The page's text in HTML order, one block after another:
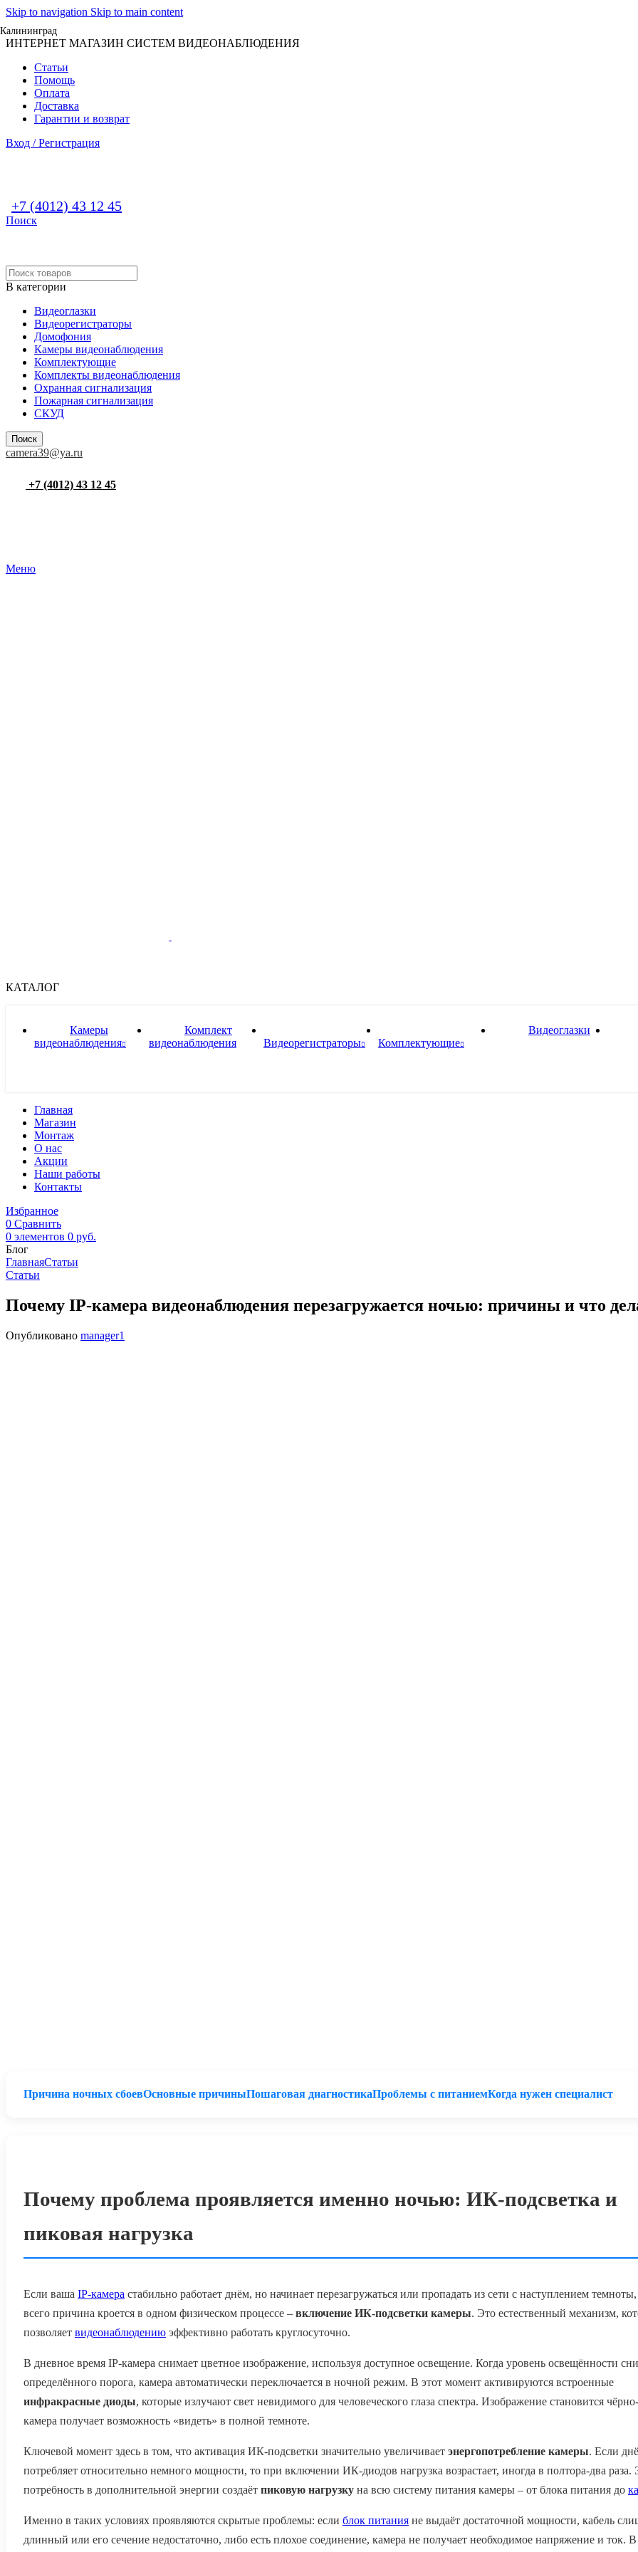
Skip to navigation Skip to main content
Калининград
ИНТЕРНЕТ МАГАЗИН СИСТЕМ ВИДЕОНАБЛЮДЕНИЯ
Статьи
Помощь
Оплата
Доставка
Гарантии и возврат
Вход / Регистрация
+7 (4012) 43 12 45
Поиск
В категории
Видеоглазки
Видеорегистраторы
Домофония
Камеры видеонаблюдения
Комплектующие
Комплекты видеонаблюдения
Охранная сигнализация
Пожарная сигнализация
СКУД
Поиск
camera39@ya.ru
+7 (4012) 43 12 45
Меню
КАТАЛОГ
Камеры
видеонаблюдения
Комплект
видеонаблюдения
Видеорегистраторы Комплектующие
Видеоглазки
Главная
Магазин
Монтаж
О нас
Акции
Наши работы
Контакты
Избранное
0 Сравнить
0 элементов 0 руб.
Блог
ГлавнаяСтатьи
Статьи
Почему IP-камера видеонаблюдения перезагружается ночью: причины и что
Опубликовано manager1
Причина ночных сбоевОсновные причиныПошаговая диагностикаПроблемы с питаниемКогда нужен специалист
Почему проблема проявляется именно ночью: ИК-подсветка и
пиковая нагрузка
Если ваша IP-камера стабильно работает днём, но начинает перезагружаться или пропадать из сети с наступлением
всего причина кроется в одном физическом процессе – включение ИК-подсветки камеры. Это естественный механизм,
позволяет видеонаблюдению эффективно работать круглосуточно.
В дневное время IP-камера снимает цветное изображение, используя доступное освещение. Когда уровень освещённости
определённого порога, камера автоматически переключается в ночной режим. В этот момент активируются встроенные
инфракрасные диоды, которые излучают свет невидимого для человеческого глаза спектра. Изображение становится
камера получает возможность «видеть» в полной темноте.
Ключевой момент здесь в том, что активация ИК-подсветки значительно увеличивает энергопотребление камеры. Если
потребляет относительно немного мощности, то при включении ИК-диодов нагрузка возрастает, иногда в полтора-два раза.
потребность в дополнительной энергии создаёт пиковую нагрузку на всю систему питания камеры – от блока питания до
Именно в таких условиях проявляются скрытые проблемы: если блок питания не выдаёт достаточной мощности, кабель
длинный или его сечение недостаточно, либо есть плохое соединение, камера не получает необходимое напряжение и ток. В